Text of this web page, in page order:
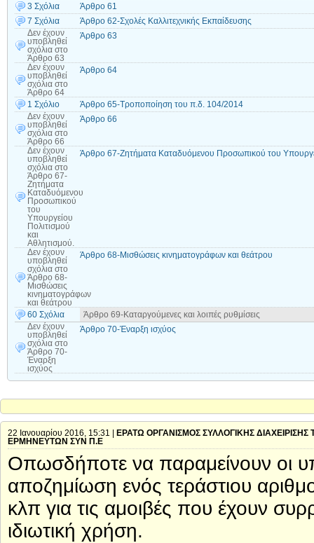
3 Σχόλια
Άρθρο 61
7 Σχόλια
Άρθρο 62-Σχολές Καλλιτεχνικής Εκπαίδευσης
Δεν έχουν
υποβληθεί
σχόλια στο
Άρθρο 63
Άρθρο 63
Δεν έχουν
υποβληθεί
σχόλια στο
Άρθρο 64
Άρθρο 64
1 Σχόλιο
Άρθρο 65-Τροποποίηση του π.δ. 104/2014
Δεν έχουν
υποβληθεί
σχόλια στο
Άρθρο 66
Άρθρο 66
Δεν έχουν
υποβληθεί
σχόλια στο
Άρθρο 67-
Ζητήματα
Καταδυόμενου
Προσωπικού
του
Υπουργείου
Πολιτισμού
και
Αθλητισμού.
Άρθρο 67-Ζητήματα Καταδυόμενου Προσωπικού του
Δεν έχουν
υποβληθεί
σχόλια στο
Άρθρο 68-
Μισθώσεις
κινηματογράφων
και θεάτρου
Άρθρο 68-Μισθώσεις κινηματογράφων και θεάτρου
60 Σχόλια
Άρθρο 69-Καταργούμενες και λοιπές ρυθμίσεις
Δεν έχουν
υποβληθεί
σχόλια στο
Άρθρο 70-
Έναρξη
ισχύος
Άρθρο 70-Έναρξη ισχύος
22 Ιανουαρίου 2016, 15:31 |
ΕΡΑΤΩ ΟΡΓΑΝΙΣΜΟΣ ΣΥΛΛΟΓΙΚΗΣ ΔΙΑΧΕΙΡΙΣΗΣ
ΕΡΜΗΝΕΥΤΩΝ ΣΥΝ Π.Ε
Οπωσδήποτε να παραμείνουν οι
αποζημίωση ενός τεράστιου
κλπ για τις αμοιβές που έχουν
ιδιωτική χρήση.